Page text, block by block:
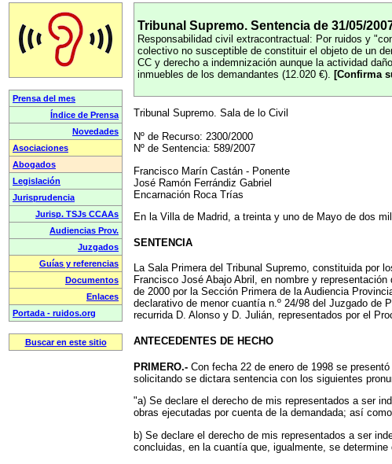
Tribunal Supremo. Sentencia de 31/05/
Responsabilidad civil extracontractual: Por ruidos y
colectivo no susceptible de constituir el objeto de un
CC y derecho a indemnización aunque la actividad
inmuebles de los demandantes (12.020 €). [Confirma
Tribunal Supremo. Sala de lo Civil
Nº de Recurso: 2300/2000
Nº de Sentencia: 589/2007
Francisco Marín Castán - Ponente
José Ramón Ferrándiz Gabriel
Encarnación Roca Trías
En la Villa de Madrid, a treinta y uno de Mayo de dos
SENTENCIA
La Sala Primera del Tribunal Supremo, constituida por
Francisco José Abajo Abril, en nombre y
de 2000 por la Sección Primera de la Audiencia
declarativo de menor cuantía n.º 24/98 del Juzgado de
recurrida D. Alonso y D. Julián, representados por el
ANTECEDENTES DE HECHO
PRIMERO.- Con fecha 22 de enero de 1998 se
solicitando se dictara sentencia con los siguientes
"a) Se declare el derecho de mis representados a ser
obras ejecutadas por cuenta de la demandada; así
b) Se declare el derecho de mis representados a ser
concluidas, en la cuantía que, igualmente, se determine